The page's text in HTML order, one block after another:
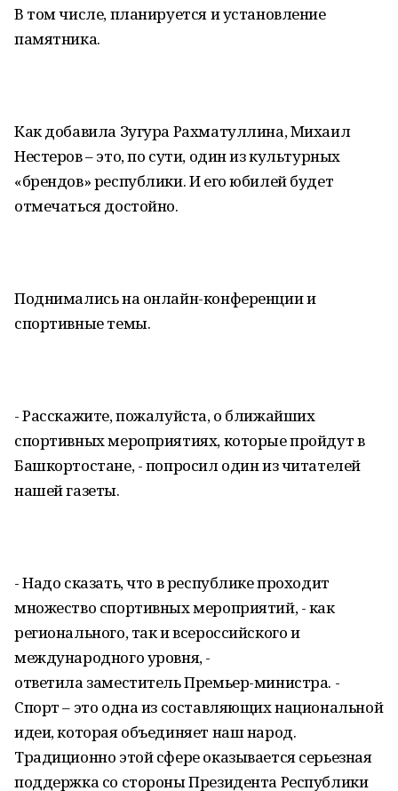
В том числе, планируется и установление
памятника.
Как добавила Зугура Рахматуллина, Михаил
Нестеров – это, по сути, один из культурных
«брендов» республики. И его юбилей будет
отмечаться достойно.
Поднимались на онлайн-конференции и
спортивные темы.
- Расскажите, пожалуйста, о ближайших
спортивных мероприятиях, которые пройдут в
Башкортостане, - попросил один из читателей
нашей газеты.
- Надо сказать, что в республике проходит
множество спортивных мероприятий, - как
регионального, так и всероссийского и
международного уровня, -
ответила заместитель Премьер-министра. -
Спорт – это одна из составляющих национальной
идеи, которая объединяет наш народ.
Традиционно этой сфере оказывается серьезная
поддержка со стороны Президента Республики